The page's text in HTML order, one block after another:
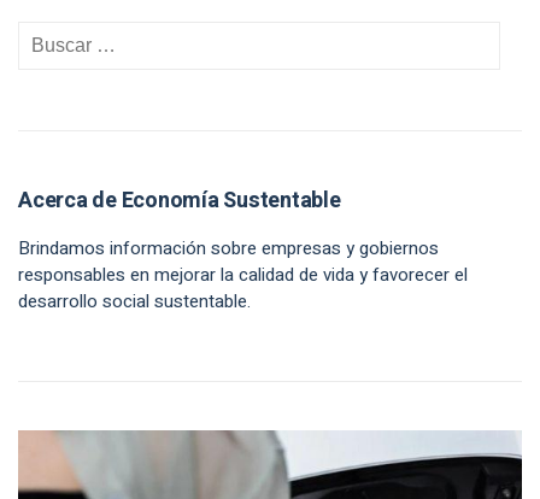
Acerca de Economía Sustentable
Brindamos información sobre empresas y gobiernos
responsables en mejorar la calidad de vida y favorecer el
desarrollo social sustentable.